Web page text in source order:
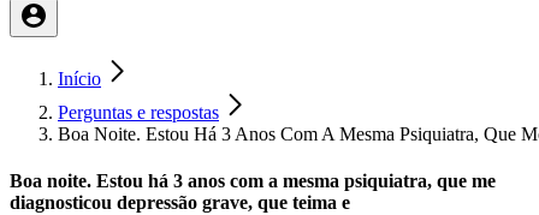
Início
Perguntas e respostas
Boa Noite. Estou Há 3 Anos Com A Mesma Psiquiatra, Que
Boa noite. Estou há 3 anos com a mesma psiquiatra, que me
diagnosticou depressão grave, que teima e